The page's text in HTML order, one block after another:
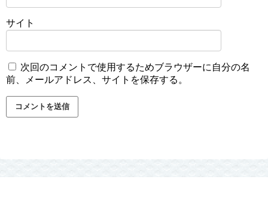
サイト
次回のコメントで使用するためブラウザーに自分の名
前、メールアドレス、サイトを保存する。